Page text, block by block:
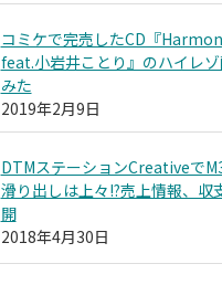
コミケで完売したCD『
feat.小岩井ことり』のハイレ
みた
2019年2月9日
DTMステーションCreativeで
滑り出しは上々!?売上情報、収
開
2018年4月30日